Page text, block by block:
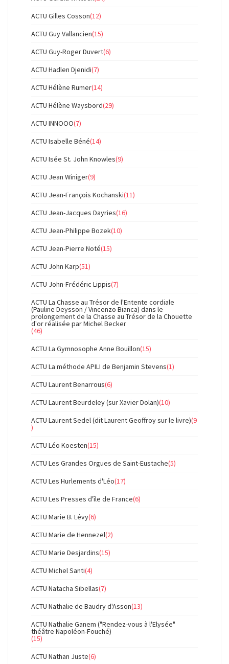
ACTU Gilles Cosson(12)
ACTU Guy Vallancien(15)
ACTU Guy-Roger Duvert(6)
ACTU Hadlen Djenidi(7)
ACTU Hélène Rumer(14)
ACTU Hélène Waysbord(29)
ACTU INNOOO(7)
ACTU Isabelle Béné(14)
ACTU Isée St. John Knowles(9)
ACTU Jean Winiger(9)
ACTU Jean-François Kochanski(11)
ACTU Jean-Jacques Dayries(16)
ACTU Jean-Philippe Bozek(10)
ACTU Jean-Pierre Noté(15)
ACTU John Karp(51)
ACTU John-Frédéric Lippis(7)
ACTU La Chasse au Trésor de l'Entente cordiale
(Pauline Deysson / Vincenzo Bianca) dans le
prolongement de la Chasse au Trésor de la Chouette
d'or réalisée par Michel Becker
(46)
ACTU La Gymnosophe Anne Bouillon(15)
ACTU La méthode APILI de Benjamin Stevens(1)
ACTU Laurent Benarrous(6)
ACTU Laurent Beurdeley (sur Xavier Dolan)(10)
ACTU Laurent Sedel (dit Laurent Geoffroy sur le livre)(9
)
ACTU Léo Koesten(15)
ACTU Les Grandes Orgues de Saint-Eustache(5)
ACTU Les Hurlements d'Léo(17)
ACTU Les Presses d'île de France(6)
ACTU Marie B. Lévy(6)
ACTU Marie de Hennezel(2)
ACTU Marie Desjardins(15)
ACTU Michel Santi(4)
ACTU Natacha Sibellas(7)
ACTU Nathalie de Baudry d'Asson(13)
ACTU Nathalie Ganem ("Rendez-vous à l'Elysée"
théâtre Napoléon-Fouché)
(15)
ACTU Nathan Juste(6)